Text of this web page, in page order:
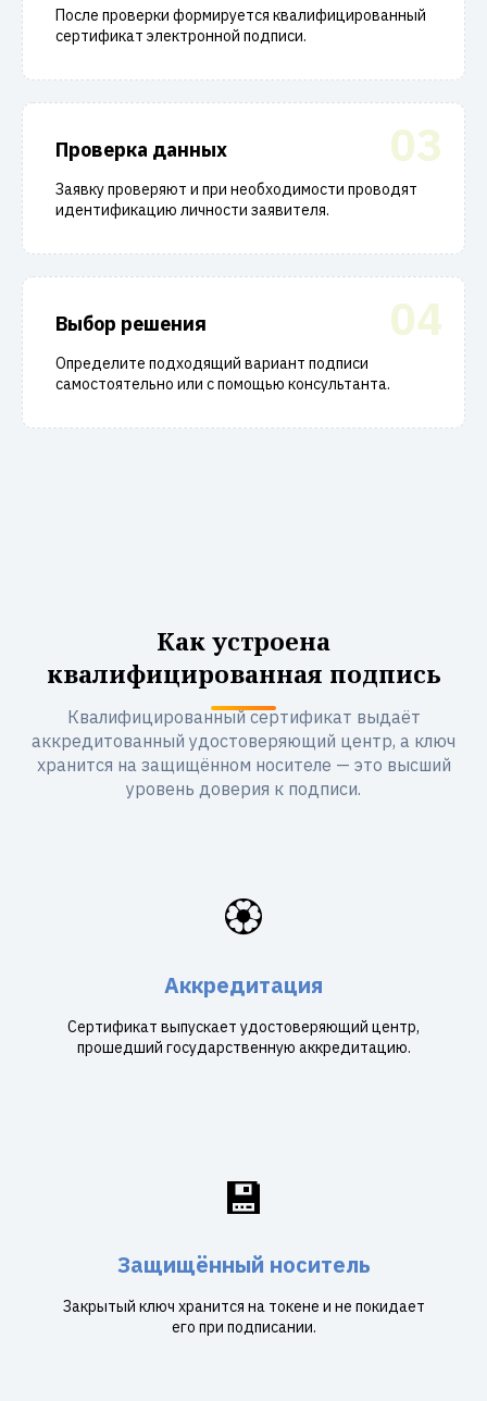
После проверки формируется квалифицированный
сертификат электронной подписи.
03
Проверка данных
Заявку проверяют и при необходимости проводят
идентификацию личности заявителя.
04
Выбор решения
Определите подходящий вариант подписи
самостоятельно или с помощью консультанта.
Как устроена
квалифицированная подпись
Квалифицированный сертификат выдаёт
аккредитованный удостоверяющий центр, а ключ
хранится на защищённом носителе — это высший
уровень доверия к подписи.
🏵️
Аккредитация
Сертификат выпускает удостоверяющий центр,
прошедший государственную аккредитацию.
💾
Защищённый носитель
Закрытый ключ хранится на токене и не покидает
его при подписании.